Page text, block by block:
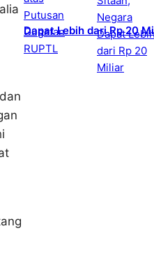
Dapat Lebih dari Rp 20